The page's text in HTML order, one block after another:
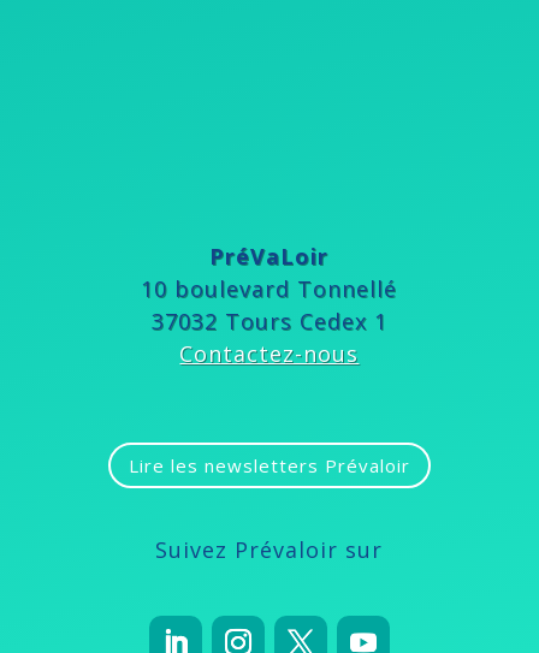
PréVaLoir
10 boulevard Tonnellé
37032 Tours Cedex 1
Contactez-nous
Lire les newsletters Prévaloir
Suivez Prévaloir sur